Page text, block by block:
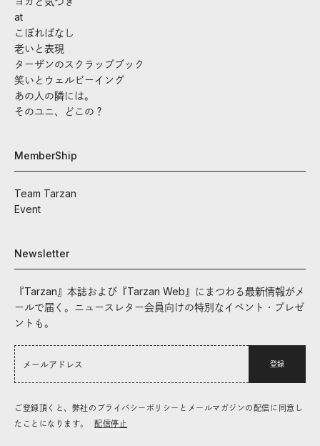
at
こぼればなし
老いと表現
ターザンのスクラップブック
笑いとウェルビーイング
あの人の隣には。
そのユニ、どこの？
MemberShip
Team Tarzan
Event
Newsletter
『Tarzan』本誌および『Tarzan Web』にまつわる最新情報がメ
ールで届く。ニュースレター会員向けの特別なイベント・プレゼ
ントも。
登録
ご登録頂くと、弊社のプライバシーポリシーとメールマガジンの配信に同意し
たことになります。
配信停止